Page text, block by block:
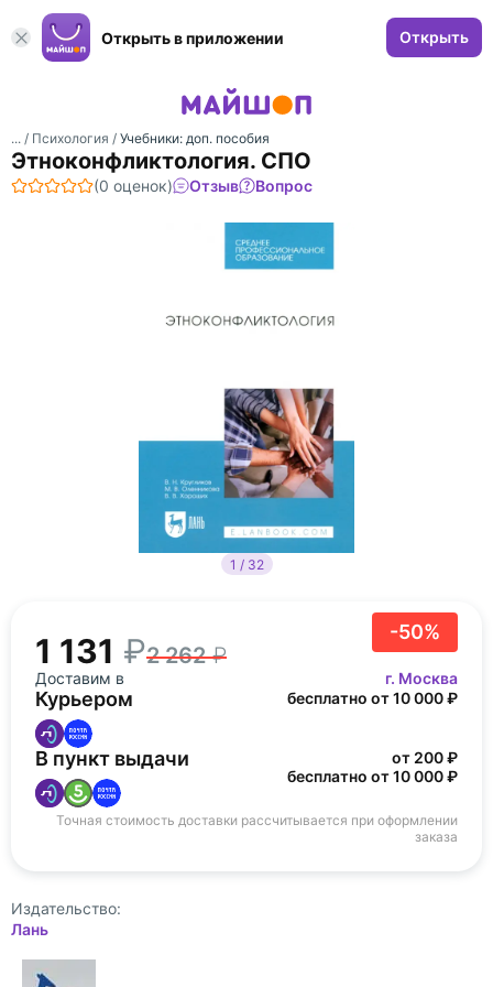
Открыть в приложении Открыть
... / Психология / Учебники: доп. пособия
Этноконфликтология. СПО
(0 оценок) Отзыв Вопрос
1 / 32
-50%
1 131 2 262
Доставим в г. Москва
Курьером бесплатно от 10 000 ₽
В пункт выдачи
от 200 ₽
бесплатно от 10 000 ₽
Точная стоимость доставки рассчитывается при оформлении
заказа
Издательство:
Лань